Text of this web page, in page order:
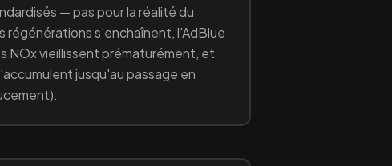
— pas pour la réalité du
régénérations s'enchaînent, l'AdBlue
NOx vieillissent prématurément, et
jusqu'au passage en